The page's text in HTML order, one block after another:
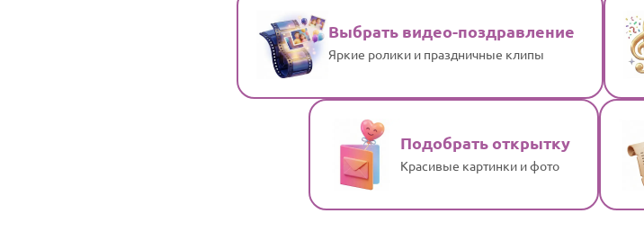
Выбрать видео-поздравление
Яркие ролики и праздничные клипы
Подобрать открытку
Красивые картинки и фото